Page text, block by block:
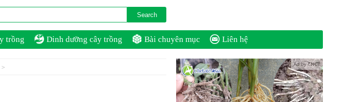
trồng Dinh dưỡng cây trồng Bài chuyên mục Liên hệ
Ad by CNCT